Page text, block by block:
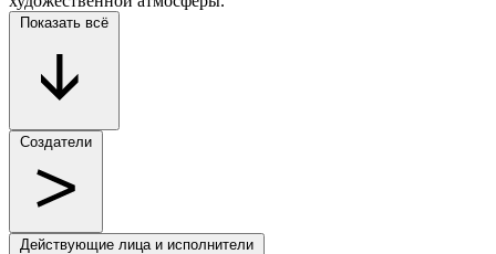
Показать всё
Создатели
Действующие лица и исполнители